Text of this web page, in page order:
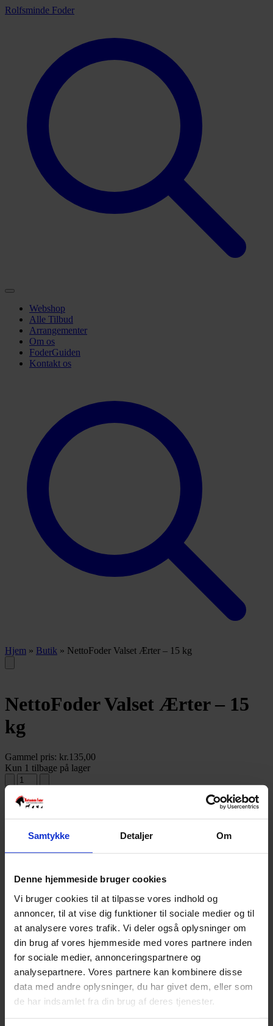
Samtykke Detaljer Om
Denne hjemmeside bruger cookies
Vi bruger cookies til at tilpasse vores indhold og
annoncer, til at vise dig funktioner til sociale medier og til
at analysere vores trafik. Vi deler også oplysninger om
din brug af vores hjemmeside med vores partnere inden
for sociale medier, annonceringspartnere og
analysepartnere. Vores partnere kan kombinere disse
data med andre oplysninger, du har givet dem, eller som
de har indsamlet fra din brug af deres tjenester.
Rolfsminde Foder
Webshop
Alle Tilbud
Arrangementer
Om os
FoderGuiden
Kontakt os
Hjem » Butik » NettoFoder Valset Ærter – 15 kg
NettoFoder Valset Ærter – 15
kg
Gammel pris: kr.135,00
Kun 1 tilbage på lager
Varenummer:
Varebeskrivelse Produktinformation
Dyrket på sydsjælland – testet fri for pesticider
Perfekt og økonomisk proteinkilde til høns
SKU
24160853
Weight
16 kg
Relaterede produkter
St. Hippolyt MicroVital - 3 kg